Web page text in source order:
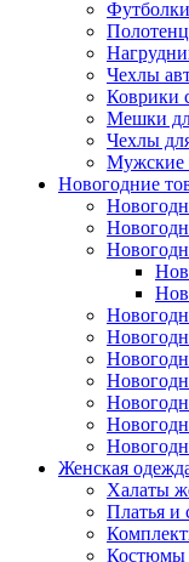
Чехлы
Коврики
Мешки
Чехлы
Мужские
Новогодние
Женская
Халаты
Платья и
Костюмы